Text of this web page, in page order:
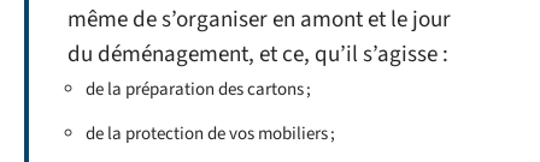
même de s’organiser en amont et le jour
du déménagement, et ce, qu’il s’agisse :
de la préparation des cartons ;
de la protection de vos mobiliers ;